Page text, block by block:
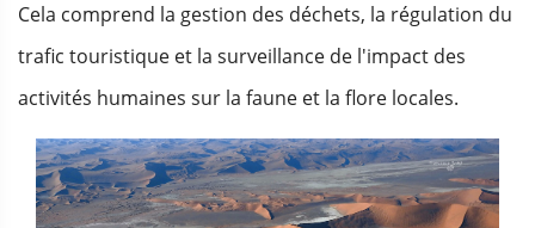
Cela comprend la gestion des déchets, la régulation du
trafic touristique et la surveillance de l'impact des
activités humaines sur la faune et la flore locales.